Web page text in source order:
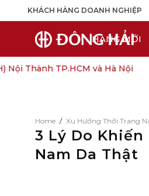
KHÁCH HÀNG DOANH NGHIỆP
HÀNG MỚI
TP.HCM và Hà Nội
Home / Xu Hướng Thời Trang
3 Lý Do
Nam Da Thật